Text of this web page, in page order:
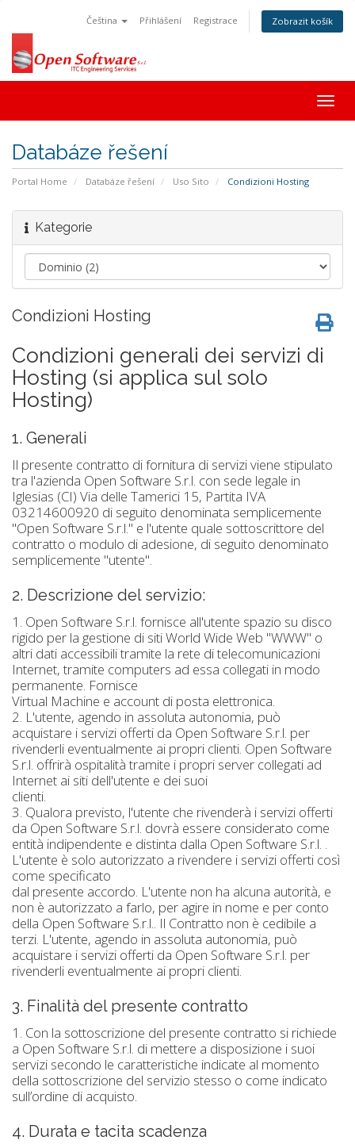
Čeština Přihlášení Registrace Zobrazit košík
Databáze řešení
Portal Home Databáze řešení Uso Sito Condizioni Hosting
Kategorie
Condizioni Hosting
Condizioni generali dei servizi di
Hosting (si applica sul solo
Hosting)
1. Generali
Il presente contratto di fornitura di servizi viene stipulato
tra l'azienda Open Software S.r.l. con sede legale in
Iglesias (CI) Via delle Tamerici 15, Partita IVA
03214600920 di seguito denominata semplicemente
"Open Software S.r.l." e l'utente quale sottoscrittore del
contratto o modulo di adesione, di seguito denominato
semplicemente "utente".
2. Descrizione del servizio:
1. Open Software S.r.l. fornisce all'utente spazio su disco
rigido per la gestione di siti World Wide Web "WWW" o
altri dati accessibili tramite la rete di telecomunicazioni
Internet, tramite computers ad essa collegati in modo
permanente. Fornisce
Virtual Machine e account di posta elettronica.
2. L'utente, agendo in assoluta autonomia, può
acquistare i servizi offerti da Open Software S.r.l. per
rivenderli eventualmente ai propri clienti. Open Software
S.r.l. offrirà ospitalità tramite i propri server collegati ad
Internet ai siti dell'utente e dei suoi
clienti.
3. Qualora previsto, l'utente che rivenderà i servizi offerti
da Open Software S.r.l. dovrà essere considerato come
entità indipendente e distinta dalla Open Software S.r.l. .
L'utente è solo autorizzato a rivendere i servizi offerti così
come specificato
dal presente accordo. L'utente non ha alcuna autorità, e
non è autorizzato a farlo, per agire in nome e per conto
della Open Software S.r.l.. Il Contratto non è cedibile a
terzi. L'utente, agendo in assoluta autonomia, può
acquistare i servizi offerti da Open Software S.r.l. per
rivenderli eventualmente ai propri clienti.
3. Finalità del presente contratto
1. Con la sottoscrizione del presente contratto si richiede
a Open Software S.r.l. di mettere a disposizione i suoi
servizi secondo le caratteristiche indicate al momento
della sottoscrizione del servizio stesso o come indicato
sull’ordine di acquisto.
4. Durata e tacita scadenza